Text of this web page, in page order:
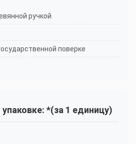
ручкой
поверке
*(за 1 единицу)